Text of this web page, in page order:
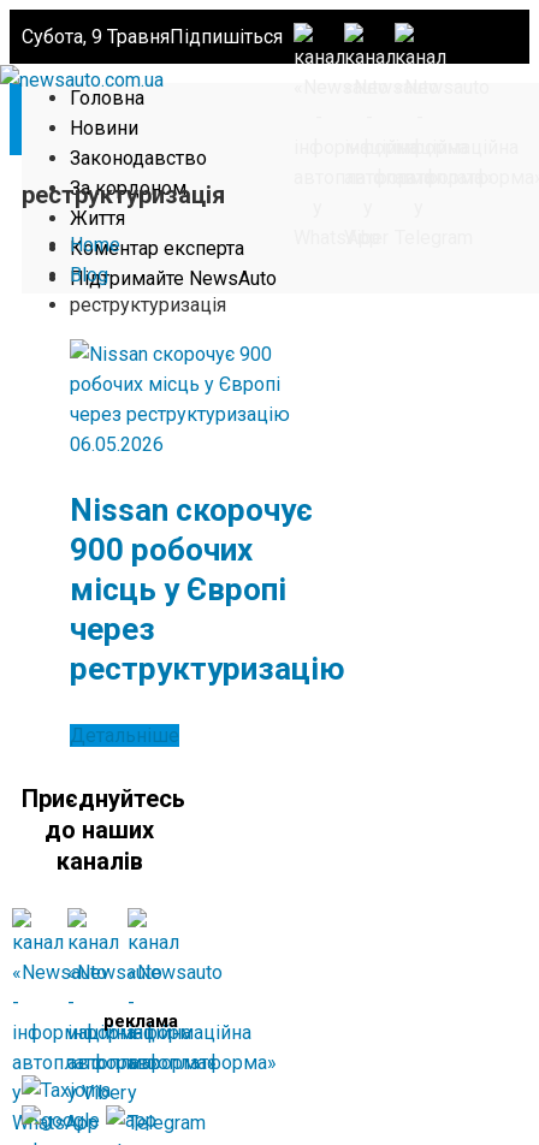
Субота, 9 ТравняПідпишіться
Головна
Новини
Законодавство
За кордоном
Життя
Коментар експерта
Підтримайте NewsAuto
реструктуризація
Home
Blog
реструктуризація
06.05.2026
Nissan скорочує
900 робочих
місць у Європі
через
реструктуризацію
Детальніше
Приєднуйтесь
до наших
каналів
реклама